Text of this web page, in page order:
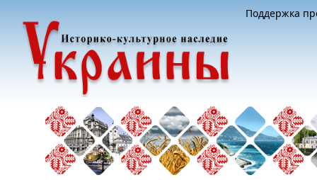
Поддержка